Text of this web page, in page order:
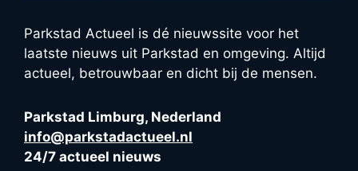
Parkstad Actueel is dé nieuwssite voor het
laatste nieuws uit Parkstad en omgeving. Altijd
actueel, betrouwbaar en dicht bij de mensen.
Parkstad Limburg, Nederland
info@parkstadactueel.nl
24/7 actueel nieuws